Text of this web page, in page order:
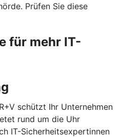
Prüfen Sie diese
für mehr IT-
schützt Ihr Unternehmen
rund um die Uhr
IT-Sicherheitsexpertinnen